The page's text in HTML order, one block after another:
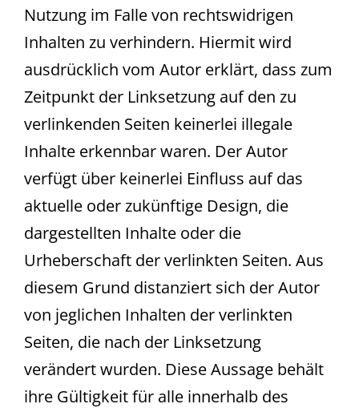
Nutzung im Falle von rechtswidrigen
Inhalten zu verhindern. Hiermit wird
ausdrücklich vom Autor erklärt, dass zum
Zeitpunkt der Linksetzung auf den zu
verlinkenden Seiten keinerlei illegale
Inhalte erkennbar waren. Der Autor
verfügt über keinerlei Einfluss auf das
aktuelle oder zukünftige Design, die
dargestellten Inhalte oder die
Urheberschaft der verlinkten Seiten. Aus
diesem Grund distanziert sich der Autor
von jeglichen Inhalten der verlinkten
Seiten, die nach der Linksetzung
verändert wurden. Diese Aussage behält
ihre Gültigkeit für alle innerhalb des